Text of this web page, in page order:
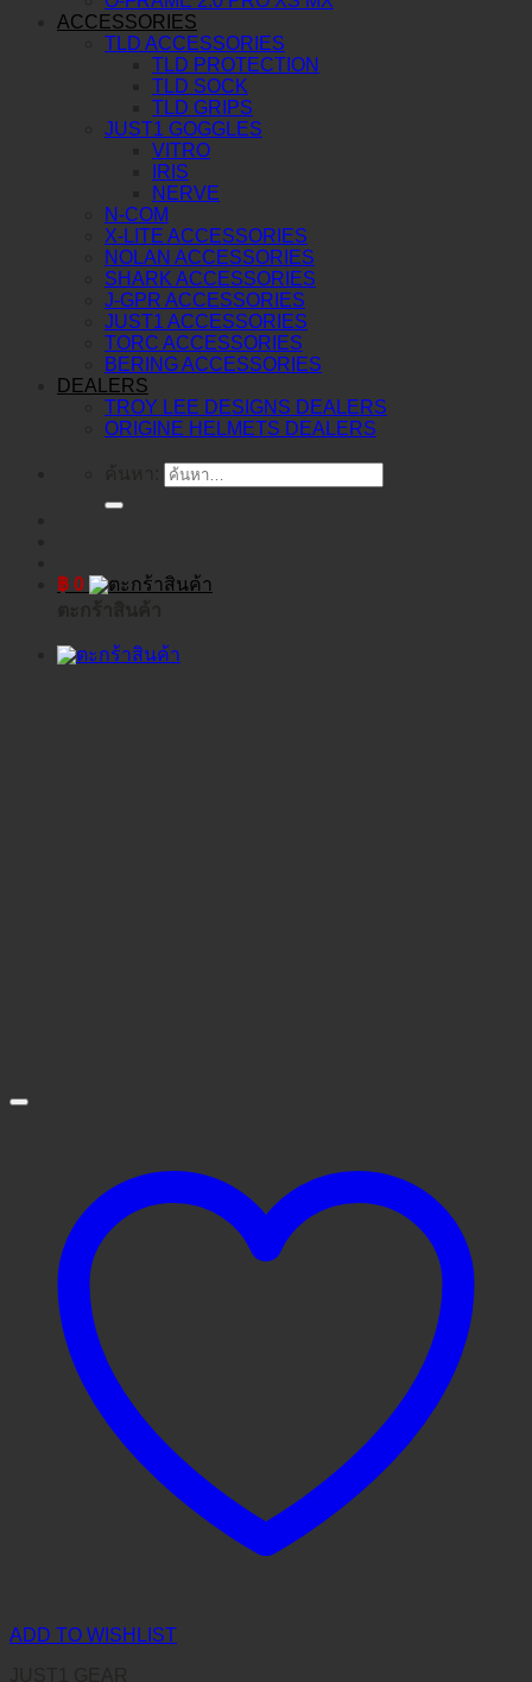
ACCESSORIES
TLD ACCESSORIES
TLD PROTECTION
TLD SOCK
TLD GRIPS
JUST1 GOGGLES
VITRO
IRIS
NERVE
N-COM
X-LITE ACCESSORIES
NOLAN ACCESSORIES
SHARK ACCESSORIES
J-GPR ACCESSORIES
JUST1 ACCESSORIES
TORC ACCESSORIES
BERING ACCESSORIES
DEALERS
TROY LEE DESIGNS DEALERS
ORIGINE HELMETS DEALERS
฿ 0
ADD TO WISHLIST